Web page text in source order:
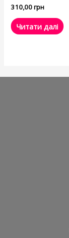
310,00грн
Читати далі